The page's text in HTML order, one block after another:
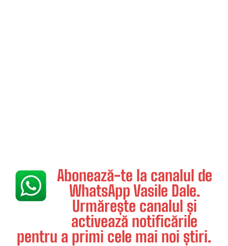
Abonează-te la canalul de
WhatsApp Vasile Dale.
Urmărește canalul și
activează notificările
pentru a primi cele mai noi știri.